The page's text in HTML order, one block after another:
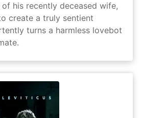
his recently deceased wife,
create a truly sentient
turns a harmless lovebot